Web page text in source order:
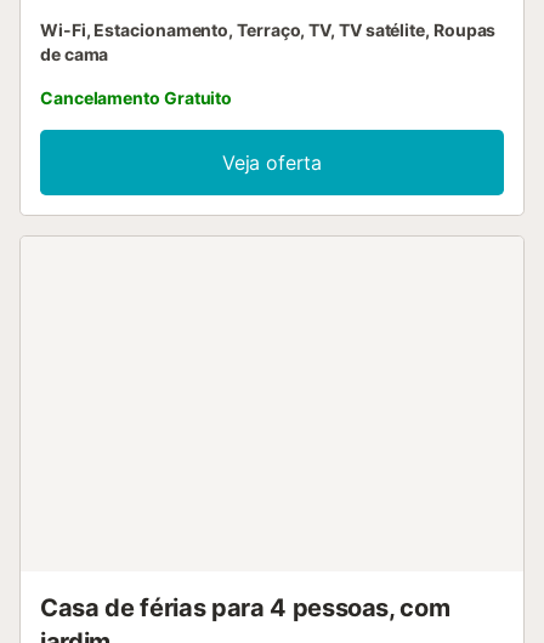
Wi-Fi, Estacionamento, Terraço, TV, TV satélite, Roupas
de cama
Cancelamento Gratuito
Veja oferta
Casa de férias para 4 pessoas, com